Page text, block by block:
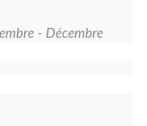
- Décembre